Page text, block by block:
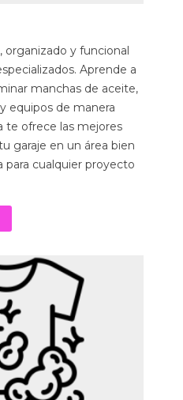
y funcional
Aprende a
manchas de aceite,
equipos de manera
te ofrece las mejores
garaje en un área bien
para cualquier proyecto